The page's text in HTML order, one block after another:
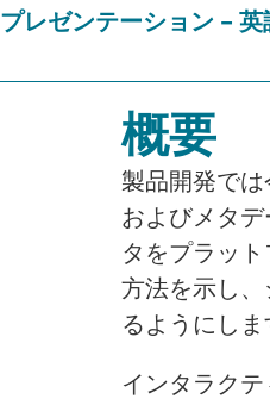
プレゼンテーション – 英
概要
製品開発では
およびメタ
タをプラッ
方法を示し
るようにしま
インタラク